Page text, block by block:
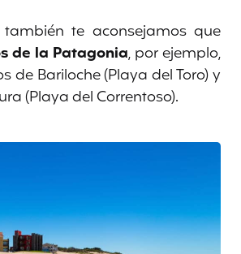
te aconsejamos que
de la Patagonia, por ejemplo,
de Bariloche (Playa del Toro) y
(Playa del Correntoso).